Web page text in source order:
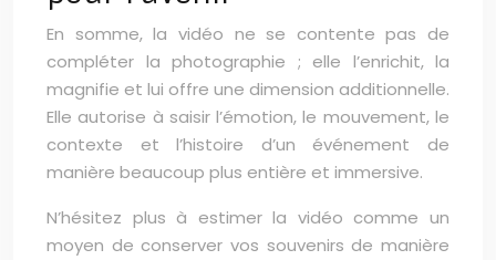
En somme, la vidéo ne se contente pas de
compléter la photographie ; elle l’enrichit, la
magnifie et lui offre une dimension additionnelle.
Elle autorise à saisir l’émotion, le mouvement, le
contexte et l’histoire d’un événement de
manière beaucoup plus entière et immersive.
N’hésitez plus à estimer la vidéo comme un
moyen de conserver vos souvenirs de manière